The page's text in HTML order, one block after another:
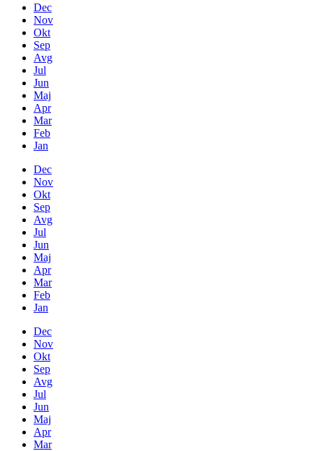
Dec
Nov
Okt
Sep
Avg
Jul
Jun
Maj
Apr
Mar
Feb
Jan
Dec
Nov
Okt
Sep
Avg
Jul
Jun
Maj
Apr
Mar
Feb
Jan
Dec
Nov
Okt
Sep
Avg
Jul
Jun
Maj
Apr
Mar